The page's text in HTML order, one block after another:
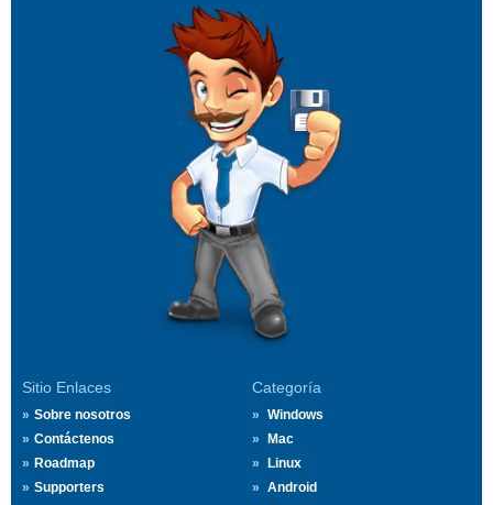
Sitio Enlaces
Sobre nosotros
Contáctenos
Roadmap
Supporters
Categoría
Windows
Mac
Linux
Android